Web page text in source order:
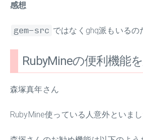
感想
gem-src ではなくghq派もいるの
RubyMineの便利機能
森塚真年さん
RubyMine使っている人意外といまし